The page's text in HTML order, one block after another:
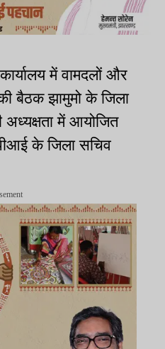
में वामदलों और
बैठक झामुमो के जिला
में आयोजित
के जिला सचिव